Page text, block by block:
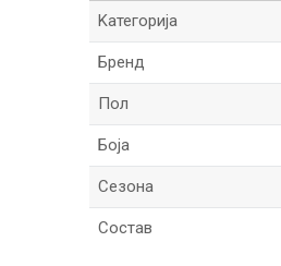
Kатегорија
Бренд
Пол
Боја
Сезона
Состав